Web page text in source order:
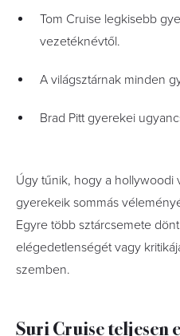
Tom Cruise legkisebb
vezetéknévtől.
A világsztárnak minden
Brad Pitt gyerekei
Úgy tűnik, hogy a hollywoodi
gyerekeik sommás
Egyre több sztárcsemete
elégedetlenségét vagy
szemben.
Suri Cruise